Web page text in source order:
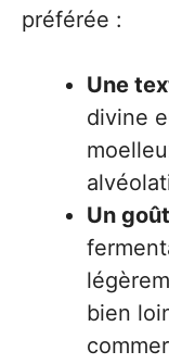
préférée :
Une
divine
Un
bien